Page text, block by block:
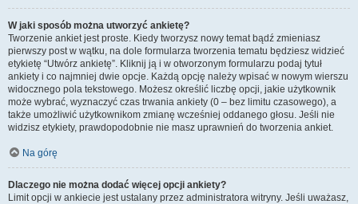
W jaki sposób można utworzyć ankietę?
Tworzenie ankiet jest proste. Kiedy tworzysz nowy temat bądź zmieniasz
pierwszy post w wątku, na dole formularza tworzenia tematu będziesz widzieć
etykietę “Utwórz ankietę”. Kliknij ją i w otworzonym formularzu podaj tytuł
ankiety i co najmniej dwie opcje. Każdą opcję należy wpisać w nowym wierszu
widocznego pola tekstowego. Możesz określić liczbę opcji, jakie użytkownik
może wybrać, wyznaczyć czas trwania ankiety (0 – bez limitu czasowego), a
także umożliwić użytkownikom zmianę wcześniej oddanego głosu. Jeśli nie
widzisz etykiety, prawdopodobnie nie masz uprawnień do tworzenia ankiet.
Na górę
Dlaczego nie można dodać więcej opcji ankiety?
Limit opcji w ankiecie jest ustalany przez administratora witryny. Jeśli uważasz,